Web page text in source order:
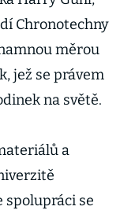
Chronotechny
měrou
jež se právem
na světě.
a
spolupráci se